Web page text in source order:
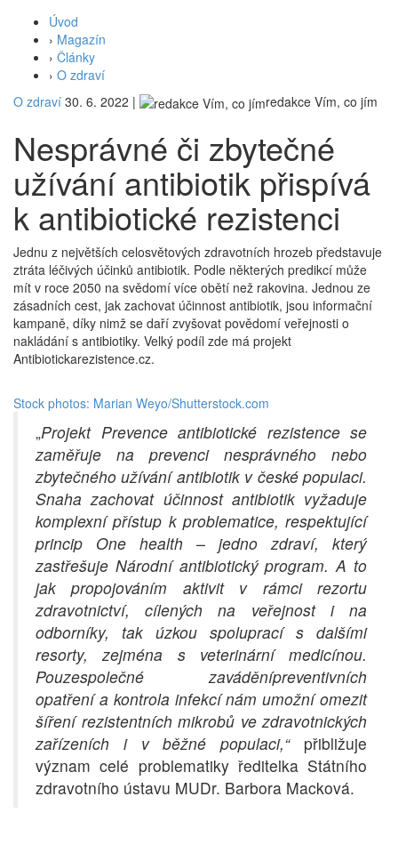
Úvod
› Magazín
› Články
› O zdraví
O zdraví 30. 6. 2022 | redakce Vím, co jím
Nesprávné či zbytečné
užívání antibiotik přispívá
k antibiotické rezistenci
Jednu z největších celosvětových zdravotních hrozeb představuje
ztráta léčivých účinků antibiotik. Podle některých predikcí může
mít v roce 2050 na svědomí více obětí než rakovina. Jednou ze
zásadních cest, jak zachovat účinnost antibiotik, jsou informační
kampaně, díky nimž se daří zvyšovat povědomí veřejnosti o
nakládání s antibiotiky. Velký podíl zde má projekt
Antibiotickarezistence.cz.
Stock photos: Marian Weyo/Shutterstock.com
„Projekt Prevence antibiotické rezistence se
zaměřuje na prevenci nesprávného nebo
zbytečného užívání antibiotik v české populaci.
Snaha zachovat účinnost antibiotik vyžaduje
komplexní přístup k problematice, respektující
princip One health – jedno zdraví, který
zastřešuje Národní antibiotický program. A to
jak propojováním aktivit v rámci rezortu
zdravotnictví, cílených na veřejnost i na
odborníky, tak úzkou spoluprací s dalšími
resorty, zejména s veterinární medicínou.
Pouzespolečné zaváděnípreventivních
opatření a kontrola infekcí nám umožní omezit
šíření rezistentních mikrobů ve zdravotnických
zařízeních i v běžné populaci,“ přibližuje
význam celé problematiky ředitelka Státního
zdravotního ústavu MUDr. Barbora Macková.